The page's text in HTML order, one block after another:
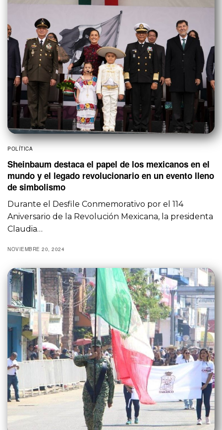
POLÍTICA
Sheinbaum destaca el papel de los mexicanos en el
mundo y el legado revolucionario en un evento lleno
de simbolismo
Durante el Desfile Conmemorativo por el 114
Aniversario de la Revolución Mexicana, la presidenta
Claudia…
NOVIEMBRE 20, 2024